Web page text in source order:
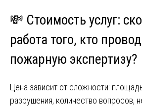
💸 Стоимость услуг:
работа того, кто
пожарную экспертизу?
Цена зависит от сложности:
разрушения, количество вопросов,